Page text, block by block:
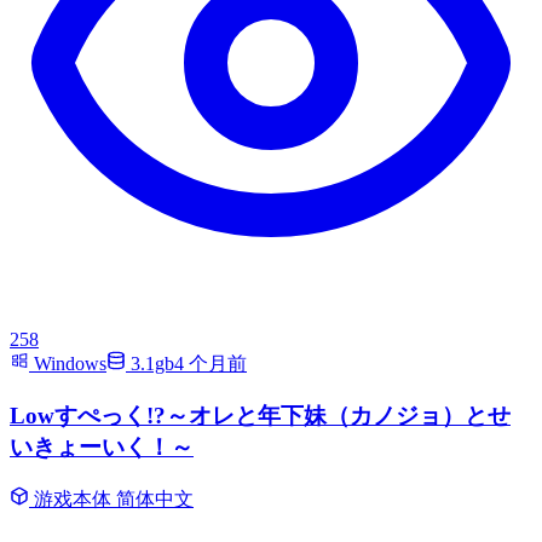
258
Windows
3.1gb4 个月前
Lowすぺっく!?～オレと年下妹（カノジョ）とせ
いきょーいく！～
游戏本体 简体中文